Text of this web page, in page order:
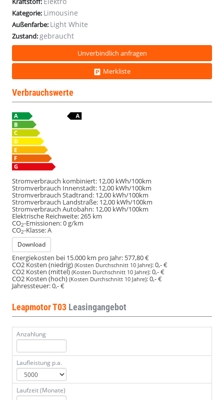
Kategorie: Limousine
Außenfarbe: Light White
Zustand:gebraucht
Unverbindlich anfragen
Merkliste
Verbrauchswerte
Stromverbrauch kombiniert: 12,00 kWh/100km
Stromverbrauch Innenstadt: 12,00 kWh/100km
Stromverbrauch Stadtrand: 12,00 kWh/100km
Stromverbrauch Landstraße: 12,00 kWh/100km
Stromverbrauch Autobahn: 12,00 kWh/100km
Elektrische Reichweite: 265 km
CO2-Emissionen:0 g/km
CO2-Klasse:A
Download
Energiekosten bei 15.000 km pro Jahr: 577,80 €
CO2 Kosten (niedrig) (Kosten Durchschnitt 10 Jahre):0,- €
CO2 Kosten (mittel)(Kosten Durchschnitt 10 Jahre):0,- €
CO2 Kosten (hoch) (Kosten Durchschnitt 10 Jahre):0,- €
Jahressteuer:0,- €
Leapmotor T03 Leasingangebot
Anzahlung
Laufleistung p.a.
Laufzeit (Monate)